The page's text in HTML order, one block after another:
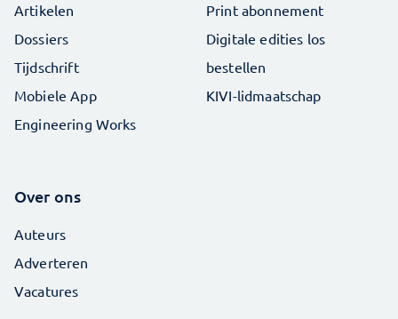
Artikelen
Dossiers
Tijdschrift
Mobiele App
Engineering Works
Print abonnement
Digitale edities los
bestellen
KIVI-lidmaatschap
Over ons
Auteurs
Adverteren
Vacatures